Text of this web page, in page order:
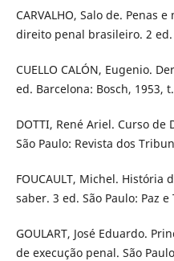
CARVALHO, Salo de. Penas
direito penal brasileiro. 2 ed.
CUELLO CALÓN, Eugenio.
ed. Barcelona: Bosch, 1953,
DOTTI, René Ariel. Curso de
São Paulo: Revista dos
FOUCAULT, Michel. História
saber. 3 ed. São Paulo: Paz e
GOULART, José Eduardo.
de execução penal. São